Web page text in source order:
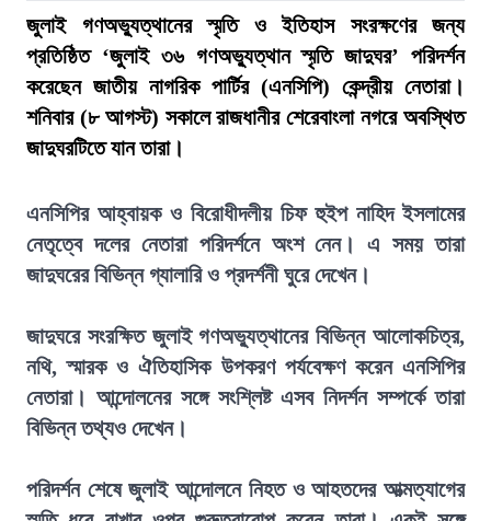
জুলাই গণঅভ্যুত্থানের স্মৃতি ও ইতিহাস সংরক্ষণের জন্য
প্রতিষ্ঠিত ‘জুলাই ৩৬ গণঅভ্যুত্থান স্মৃতি জাদুঘর’ পরিদর্শন
করেছেন জাতীয় নাগরিক পার্টির (এনসিপি) কেন্দ্রীয় নেতারা।
শনিবার (৮ আগস্ট) সকালে রাজধানীর শেরেবাংলা নগরে অবস্থিত
জাদুঘরটিতে যান তারা।
এনসিপির আহ্বায়ক ও বিরোধীদলীয় চিফ হুইপ নাহিদ ইসলামের
নেতৃত্বে দলের নেতারা পরিদর্শনে অংশ নেন। এ সময় তারা
জাদুঘরের বিভিন্ন গ্যালারি ও প্রদর্শনী ঘুরে দেখেন।
জাদুঘরে সংরক্ষিত জুলাই গণঅভ্যুত্থানের বিভিন্ন আলোকচিত্র,
নথি, স্মারক ও ঐতিহাসিক উপকরণ পর্যবেক্ষণ করেন এনসিপির
নেতারা। আন্দোলনের সঙ্গে সংশ্লিষ্ট এসব নিদর্শন সম্পর্কে তারা
বিভিন্ন তথ্যও দেখেন।
পরিদর্শন শেষে জুলাই আন্দোলনে নিহত ও আহতদের আত্মত্যাগের